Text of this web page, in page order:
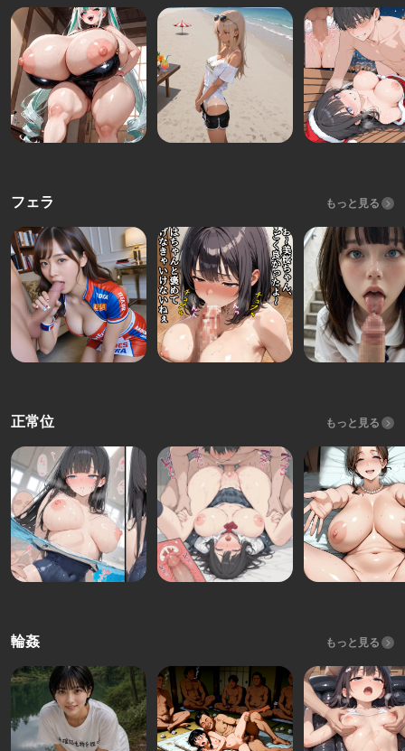
フェラ もっと見る
正常位 もっと見る
輪姦 もっと見る